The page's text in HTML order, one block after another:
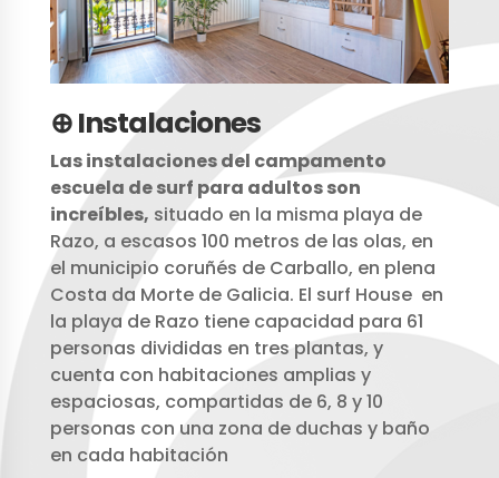
⊕ Instalaciones
Las instalaciones del campamento
escuela de surf para adultos son
increíbles, situado en la misma playa de
Razo, a escasos 100 metros de las olas, en
el municipio coruñés de Carballo, en plena
Costa da Morte de Galicia. El surf House en
la playa de Razo tiene capacidad para 61
personas divididas en tres plantas, y
cuenta con habitaciones amplias y
espaciosas, compartidas de 6, 8 y 10
personas con una zona de duchas y baño
en cada habitación